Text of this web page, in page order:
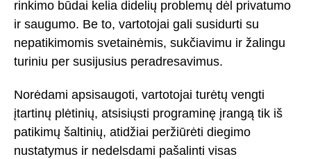
rinkimo būdai kelia didelių problemų dėl privatumo
ir saugumo. Be to, vartotojai gali susidurti su
nepatikimomis svetainėmis, sukčiavimu ir žalingu
turiniu per susijusius peradresavimus.
Norėdami apsisaugoti, vartotojai turėtų vengti
įtartinų plėtinių, atsisiųsti programinę įrangą tik iš
patikimų šaltinių, atidžiai peržiūrėti diegimo
nustatymus ir nedelsdami pašalinti visas